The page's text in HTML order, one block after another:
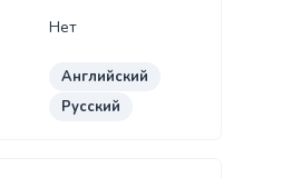
Нет
Английский
Русский